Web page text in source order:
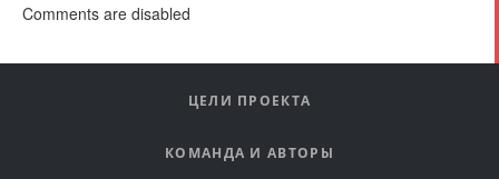
Comments are disabled
ЦЕЛИ ПРОЕКТА
КОМАНДА И АВТОРЫ